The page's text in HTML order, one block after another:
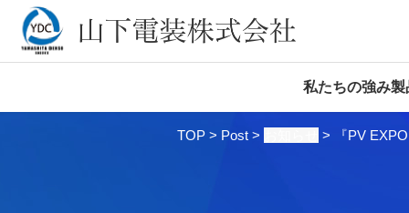
私たちの強み製
TOP > Post > > 『PV